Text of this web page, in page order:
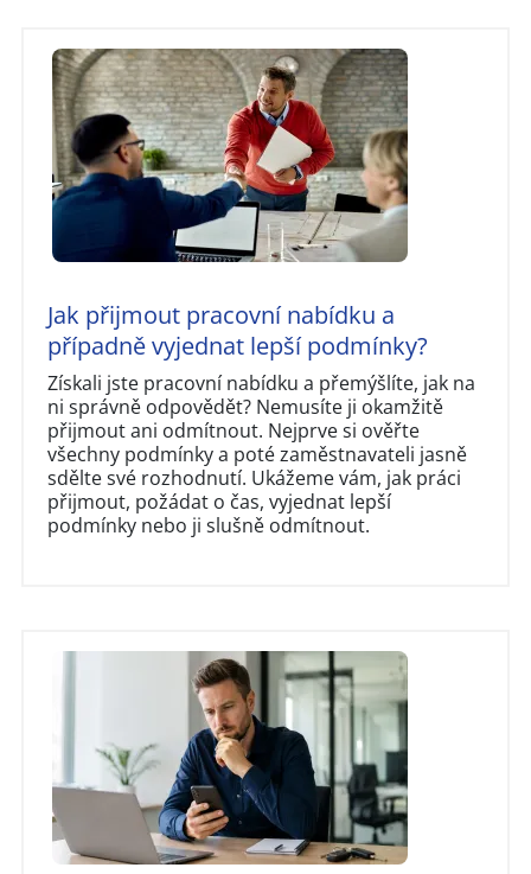
Jak přijmout pracovní nabídku a
případně vyjednat lepší podmínky?
Získali jste pracovní nabídku a přemýšlíte, jak na
ni správně odpovědět? Nemusíte ji okamžitě
přijmout ani odmítnout. Nejprve si ověřte
všechny podmínky a poté zaměstnavateli jasně
sdělte své rozhodnutí. Ukážeme vám, jak práci
přijmout, požádat o čas, vyjednat lepší
podmínky nebo ji slušně odmítnout.